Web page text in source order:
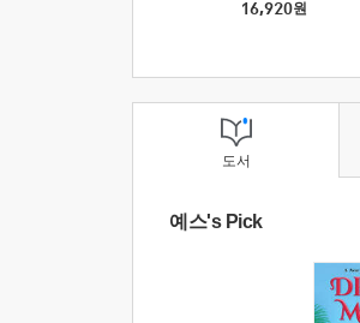
16,920원
도서
예스's Pick